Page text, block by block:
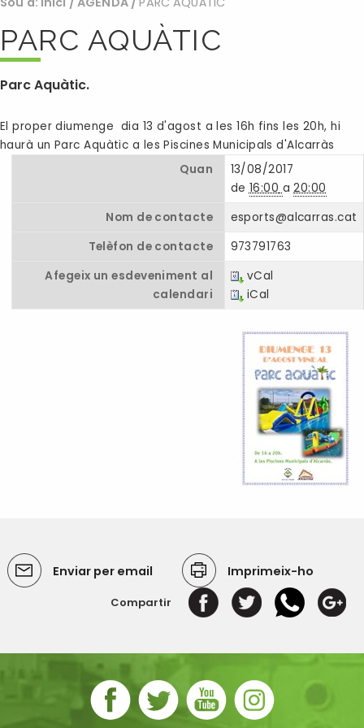
PARC AQUÀTIC
Parc Aquàtic.
El proper diumenge dia 13 d'agost a les 16h fins les 20h, hi
haurà un Parc Aquàtic a les Piscines Municipals d'Alcarràs
Quan
13/08/2017
de16:00 a20:00
Nom de contacte
esports@alcarras.cat
Telèfon de contacte
973791763
Afegeix un esdeveniment al
calendari
vCal
iCal
Enviar per email Imprimeix-ho
Compartir